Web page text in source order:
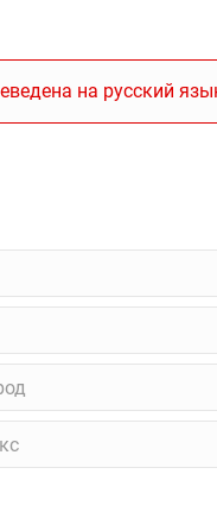
на русский